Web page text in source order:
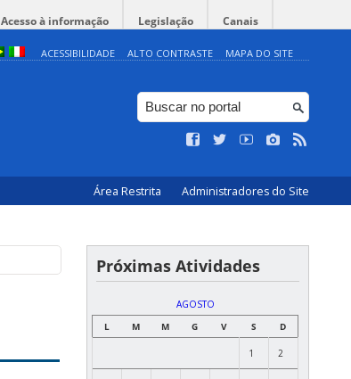
Acesso à informação Legislação Canais
ACESSIBILIDADE ALTO CONTRASTE MAPA DO SITE
Área Restrita Administradores do Site
Próximas Atividades
AGOSTO
L
M M G V S D
1 2